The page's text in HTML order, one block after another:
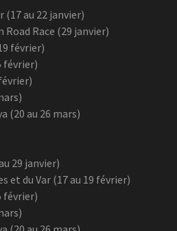
(17 au 22 janvier)
Road Race (29 janvier)
février)
février)
(20 au 26 mars)
29 janvier)
et du Var (17 au 19 février)
février)